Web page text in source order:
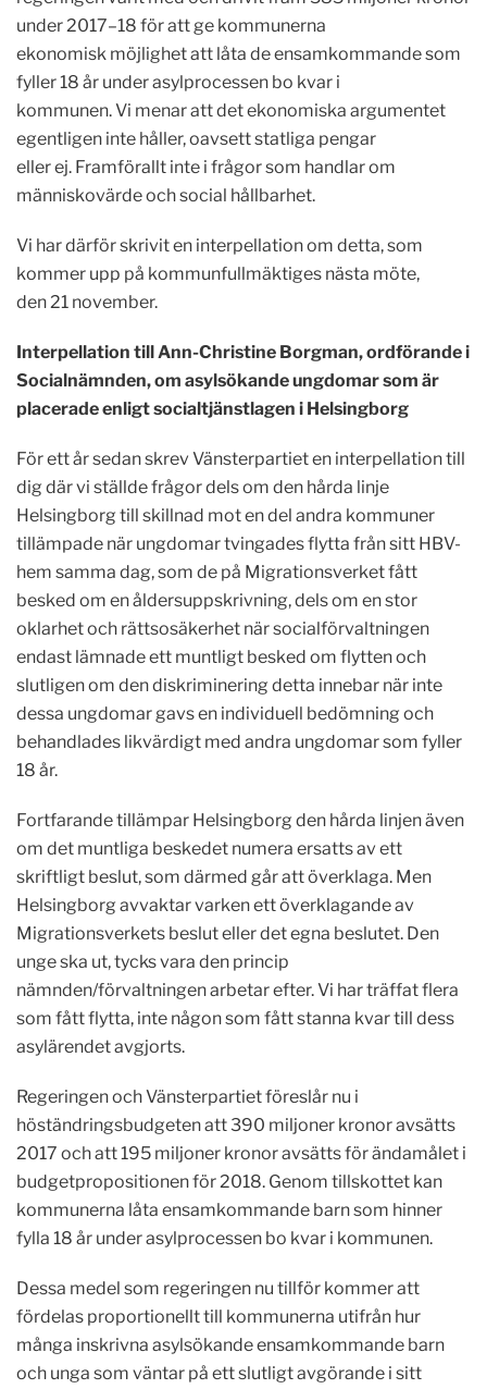
under 2017–18 för att ge kommunerna
ekonomisk möjlighet att låta de ensamkommande som
fyller 18 år under asylprocessen bo kvar i
kommunen. Vi menar att det ekonomiska argumentet
egentligen inte håller, oavsett statliga pengar
eller ej. Framförallt inte i frågor som handlar om
människovärde och social hållbarhet.
Vi har därför skrivit en interpellation om detta, som
kommer upp på kommunfullmäktiges nästa möte,
den 21 november.
Interpellation till Ann-Christine Borgman, ordförande i
Socialnämnden, om asylsökande ungdomar som är
placerade enligt socialtjänstlagen i Helsingborg
För ett år sedan skrev Vänsterpartiet en interpellation till
dig där vi ställde frågor dels om den hårda linje
Helsingborg till skillnad mot en del andra kommuner
tillämpade när ungdomar tvingades flytta från sitt HBV-
hem samma dag, som de på Migrationsverket fått
besked om en åldersuppskrivning, dels om en stor
oklarhet och rättsosäkerhet när socialförvaltningen
endast lämnade ett muntligt besked om flytten och
slutligen om den diskriminering detta innebar när inte
dessa ungdomar gavs en individuell bedömning och
behandlades likvärdigt med andra ungdomar som fyller
18 år.
Fortfarande tillämpar Helsingborg den hårda linjen även
om det muntliga beskedet numera ersatts av ett
skriftligt beslut, som därmed går att överklaga. Men
Helsingborg avvaktar varken ett överklagande av
Migrationsverkets beslut eller det egna beslutet. Den
unge ska ut, tycks vara den princip
nämnden/förvaltningen arbetar efter. Vi har träffat flera
som fått flytta, inte någon som fått stanna kvar till dess
asylärendet avgjorts.
Regeringen och Vänsterpartiet föreslår nu i
höständringsbudgeten att 390 miljoner kronor avsätts
2017 och att 195 miljoner kronor avsätts för ändamålet i
budgetpropositionen för 2018. Genom tillskottet kan
kommunerna låta ensamkommande barn som hinner
fylla 18 år under asylprocessen bo kvar i kommunen.
Dessa medel som regeringen nu tillför kommer att
fördelas proportionellt till kommunerna utifrån hur
många inskrivna asylsökande ensamkommande barn
och unga som väntar på ett slutligt avgörande i sitt